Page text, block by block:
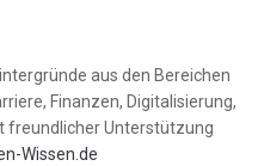
aus den Bereichen
Finanzen, Digitalisierung,
freundlicher Unterstützung
Wissen.de